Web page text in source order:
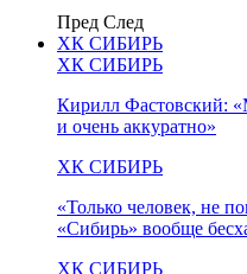
Пред След
ХК СИБИРЬ
ХК СИБИРЬ
Кирилл Фастовский:
и очень аккуратно»
ХК СИБИРЬ
«Только человек, не
«Сибирь» вообще
ХК СИБИРЬ